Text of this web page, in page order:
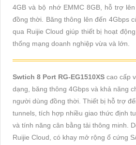
4GB và bộ nhớ EMMC 8GB, hỗ trợ
đồng thời. Băng thông lên đến 4Gbps
qua Ruijie Cloud giúp thiết bị hoạt
thống mạng doanh nghiệp vừa và lớn.
Swtich 8 Port RG-EG1510XS cao cấp
dạng, băng thông 4Gbps và khả năng
người dùng đồng thời. Thiết bị hỗ trợ
tunnels, tích hợp nhiều giao thức định
và tính năng cân bằng tải thông minh.
Ruijie Cloud, có khay mở rộng ổ cứng